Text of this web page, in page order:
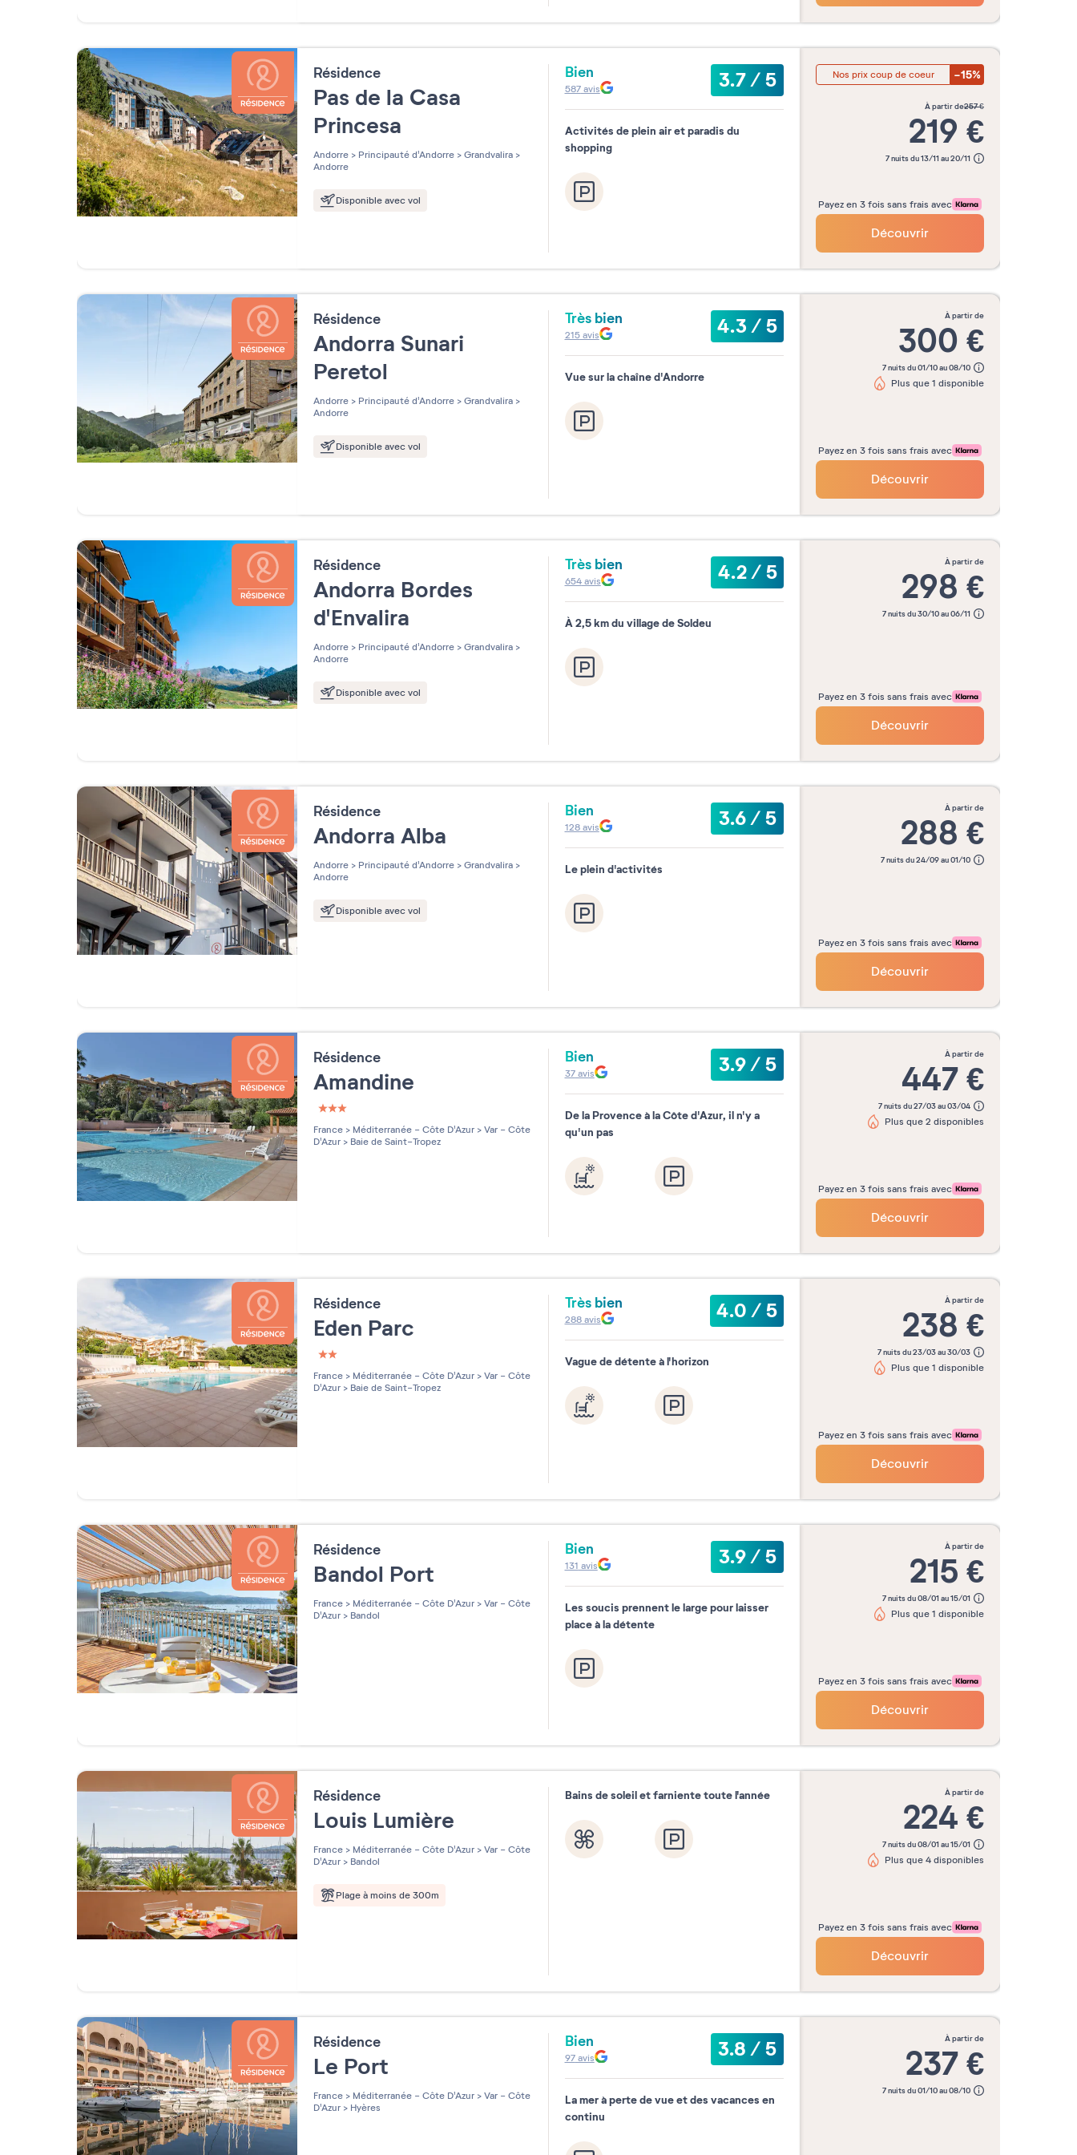
31
Résidence
Pas de la Casa
Princesa
Andorre > Principauté d'Andorre > Grandvalira >
Andorre
Disponible avec vol
Bien 3.7/5
587avis
Activités de plein air et paradis du
shopping
Nos prix coup de coeur -15%
à partir de257€
219 €
7 nuits du 13/11 au 20/11
Payez en 3 fois sans frais avec
Découvrir
Résidence
Andorra Sunari
Peretol
Andorre > Principauté d'Andorre > Grandvalira >
Andorre
Disponible avec vol
Très bien 4.3/5
215avis
Vue sur la chaîne d'Andorre
à partir de
300 €
7 nuits du 01/10 au 08/10
Plus que 1 disponible
Payez en 3 fois sans frais avec
Découvrir
Résidence
Andorra Bordes
d'Envalira
Andorre > Principauté d'Andorre > Grandvalira >
Andorre
Disponible avec vol
Très bien 4.2/5
654avis
À 2,5 km du village de Soldeu
à partir de
298 €
7 nuits du 30/10 au 06/11
Payez en 3 fois sans frais avec
Découvrir
Résidence
Andorra Alba
Andorre > Principauté d'Andorre > Grandvalira >
Andorre
Disponible avec vol
Bien 3.6/5
128avis
Le plein d'activités
à partir de
288 €
7 nuits du 24/09 au 01/10
Payez en 3 fois sans frais avec
Découvrir
Résidence
Amandine
3 étoiles sur 5
France > Méditerranée - Côte D'Azur > Var - Côte
D'Azur > Baie de Saint-Tropez
Bien 3.9/5
37avis
De la Provence à la Côte d'Azur, il n'y a
qu'un pas
à partir de
447€
7 nuits du 27/03 au 03/04
Plus que 2 disponibles
Payez en 3 fois sans frais avec
Découvrir
Résidence
Eden Parc
2 étoiles sur 5
France > Méditerranée - Côte D'Azur > Var - Côte
D'Azur > Baie de Saint-Tropez
Très bien 4.0/5
288avis
Vague de détente à l'horizon
à partir de
238 €
7 nuits du 23/03 au 30/03
Plus que 1 disponible
Payez en 3 fois sans frais avec
Découvrir
Résidence
Bandol Port
France > Méditerranée - Côte D'Azur > Var - Côte
D'Azur > Bandol
Bien 3.9/5
131 avis
Les soucis prennent le large pour laisser
place à la détente
à partir de
215 €
7 nuits du 08/01 au 15/01
Plus que 1 disponible
Payez en 3 fois sans frais avec
Découvrir
Résidence
Louis Lumière
France > Méditerranée - Côte D'Azur > Var - Côte
D'Azur > Bandol
Plage à moins de 300m
Bains de soleil et farniente toute l'année à partir de
224 €
7 nuits du 08/01 au 15/01
Plus que 4 disponibles
Payez en 3 fois sans frais avec
Découvrir
Résidence
Le Port
France > Méditerranée - Côte D'Azur > Var - Côte
D'Azur > Hyères
Bien 3.8/5
97avis
La mer à perte de vue et des vacances en
continu
à partir de
237€
7 nuits du 01/10 au 08/10